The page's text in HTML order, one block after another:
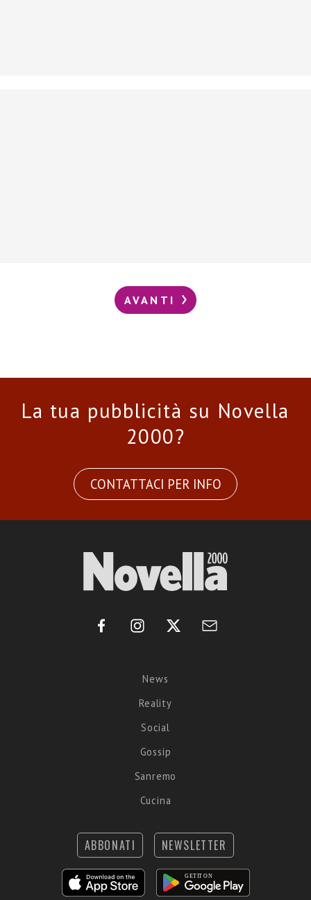
AVANTI
La tua pubblicità su Novella
2000?
CONTATTACI PER INFO
News
Reality
Social
Gossip
Sanremo
Cucina
ABBONATI NEWSLETTER